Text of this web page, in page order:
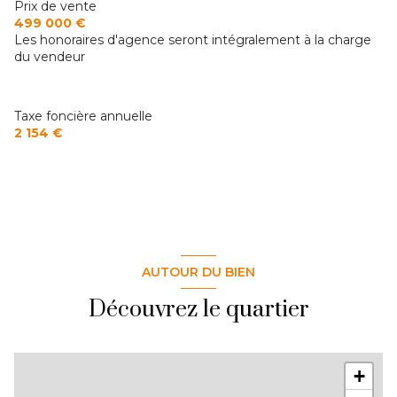
Prix de vente
499 000 €
Les honoraires d'agence seront intégralement à la charge
du vendeur
Taxe foncière annuelle
2 154 €
AUTOUR DU BIEN
Découvrez le quartier
+